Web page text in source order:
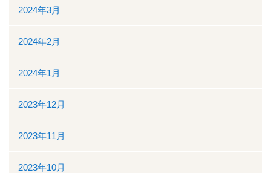
2024年3月
2024年2月
2024年1月
2023年12月
2023年11月
2023年10月